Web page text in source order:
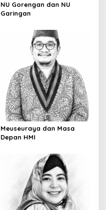
NU Gorengan dan NU
Garingan
Meuseuraya dan Masa
Depan HMI